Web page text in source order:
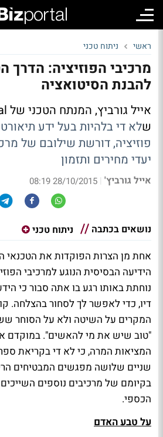
ראשי ניתוח טכני
מרכיבי הפוזיציה: הדרך
להבנת הסיטואציה
שלא די בלהיות בעל ידע
פוזיציה, דורשת שילובם של
יעדי מחירים ותזמון
אייל גורביץ' |
28/10/2015 08:19
נושאים בכתבה ניתוח טכני
אחת מן הצרות הפוקדות את הטכנאי
הידיעה הבסיסית הנוגע למרכיבי
נוחתת באותו רגע בו אתה סבור כי
דיו, כדי לאפשר לך לסחור בהצלחה.
המקרים על השיטה ולא על הסוחר
"טוב שיש את מי להאשים". במוקדם
המציאות המרה, כי לא די בקריאת
שניים שלושה מפגשים המבטיחים
בקיומם של מרכיבים נוספים השייכים
הכספי.
על טבע האדם